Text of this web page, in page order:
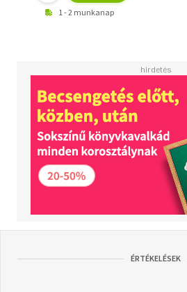
1 - 2 munkanap
ÉRTÉKELÉSEK